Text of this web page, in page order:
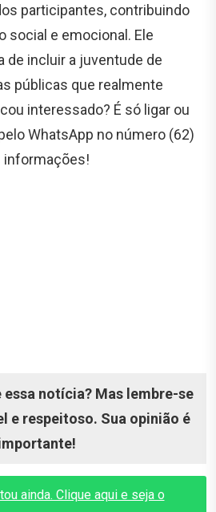
participantes, contribuindo
social e emocional. Ele
de incluir a juventude de
públicas que realmente
interessado? É só ligar ou
WhatsApp no número (62)
informações!
notícia? Mas lembre-se
e respeitoso. Sua opinião é
ainda. Clique aqui e seja o